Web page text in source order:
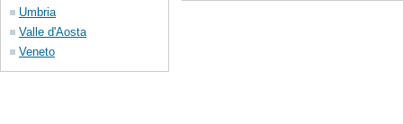
Umbria
Valle d'Aosta
Veneto